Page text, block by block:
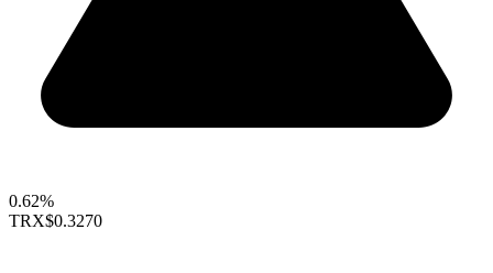
0.62%
TRX$0.3270